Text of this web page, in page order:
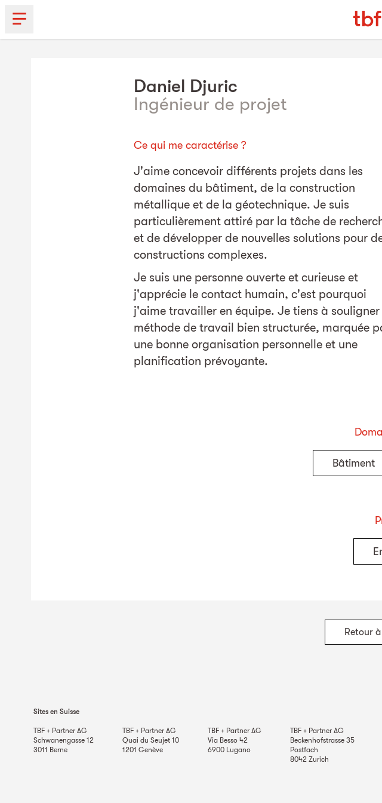
Daniel Djuric
Ingénieur de projet
Ce qui me caractérise ?
J'aime concevoir différents projets dans les
domaines du bâtiment, de la construction
métallique et de la géotechnique. Je suis
particulièrement attiré par la tâche de
et de développer de nouvelles solutions pour
constructions complexes.
Je suis une personne ouverte et curieuse et
j'apprécie le contact humain, c'est pourquoi
j'aime travailler en équipe. Je tiens à
méthode de travail bien structurée, marquée
une bonne organisation personnelle et une
planification prévoyante.
Bâtiment
Retour
Sites en Suisse
TBF + Partner AG
Schwanengasse 12
3011 Berne
TBF + Partner AG
Quai du Seujet 10
1201 Genève
TBF + Partner AG
Via Besso 42
6900 Lugano
TBF + Partner AG
Beckenhofstrasse 35
Postfach
8042 Zurich